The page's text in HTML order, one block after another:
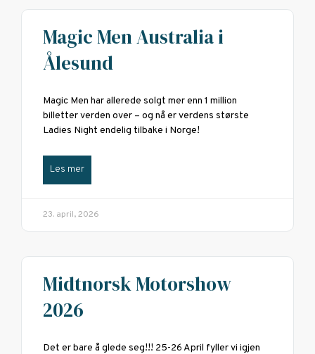
Magic Men Australia i
Ålesund
Magic Men har allerede solgt mer enn 1 million
billetter verden over – og nå er verdens største
Ladies Night endelig tilbake i Norge!
Les mer
23. april, 2026
Midtnorsk Motorshow
2026
Det er bare å glede seg!!! 25-26 April fyller vi igjen